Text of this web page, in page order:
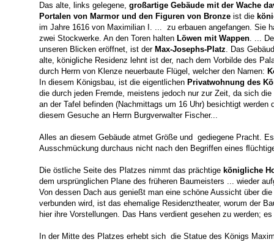
Das alte, links gelegene, großartige Gebäude mit der Wache
Portalen von Marmor und den Figuren von Bronze ist die
im Jahre 1616 von Maximilian I. ... zu erbauen angefangen. Sie
zwei Stockwerke. An den Toren halten Löwen mit Wappen. ...
unseren Blicken eröffnet, ist der Max-Josephs-Platz. Das
alte, königliche Residenz lehnt ist der, nach dem Vorbilde des
durch Herrn von Klenze neuerbaute Flügel, welcher den Namen:
In diesem Königsbau, ist die eigentlichen Privatwohnung des
die durch jeden Fremde, meistens jedoch nur zur Zeit, da sich
an der Tafel befinden (Nachmittags um 16 Uhr) besichtigt werden
diesem Gesuche an Herrn Burgverwalter Fischer...
Alles an diesem Gebäude atmet Größe und gediegene Pracht.
Ausschmückung durchaus nicht nach den Begriffen eines
Die östliche Seite des Platzes nimmt das prächtige königliche
dem ursprünglichen Plane des früheren Baumeisters ... wieder
Von dessen Dach aus genießt man eine schöne Aussicht über
verbunden wird, ist das ehemalige Residenztheater, worum der
hier ihre Vorstellungen. Das Hans verdient gesehen zu werden;
In der Mitte des Platzes erhebt sich die Statue des Königs